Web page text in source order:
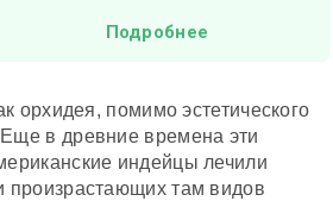
Подробнее
орхидея, помимо эстетического
в древние времена эти
индейцы лечили
произрастающих там видов